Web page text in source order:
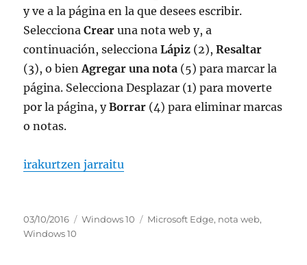
y ve a la página en la que desees escribir.
SeleccionaCrear una nota web y, a
continuación, seleccionaLápiz (2),Resaltar
(3), o bienAgregar una nota (5) para marcar la
página. Selecciona Desplazar (1) para moverte
por la página, yBorrar (4) para eliminar marcas
o notas.
“crear una nota web en microsoft edge”
irakurtzen jarraitu
Argitaratze-
data
03/10/2016 Kategoriak
Windows 10 Etiketak
Microsoft Edge, nota web,
Windows 10